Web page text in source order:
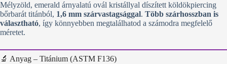
Mélyzöld, emerald árnyalatú ovál kristállyal díszített köldökpiercing
bőrbarát titánból, 1,6 mm szárvastagsággal. Több szárhosszban is
választható, így könnyebben megtalálhatod a számodra megfelelő
méretet.
🔬 Anyag – Titánium (ASTM F136)